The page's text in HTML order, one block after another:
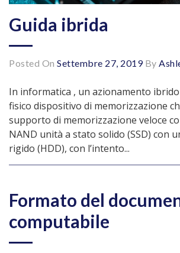
Guida ibrida
Posted On Settembre 27, 2019By
In informatica , un azionamento
fisico dispositivo di memorizzazione
supporto di memorizzazione veloce
NAND unità a stato solido (SSD) con
rigido (HDD), con l’intento...
Formato del
computabile